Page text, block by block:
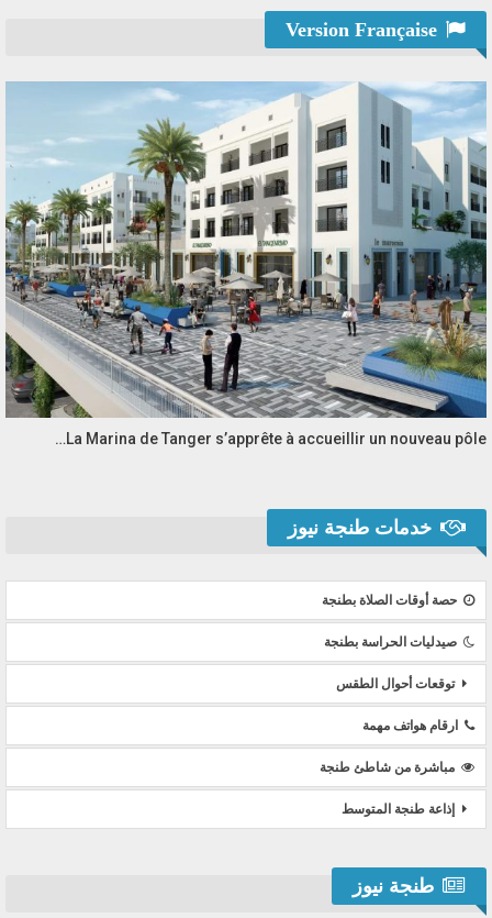
La Marina de Tanger s’apprête à accueillir un nouveau pôle…
خدمات طنجة نيوز
حصة أوقات الصلاة بطنجة
صيدليات الحراسة بطنجة
توقعات أحوال الطقس
ارقام هواتف مهمة
مباشرة من شاطئ طنجة
إذاعة طنجة المتوسط
طنجة نيوز